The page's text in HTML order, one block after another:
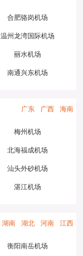
合肥骆岗机场
温州龙湾国际机场
丽水机场
南通兴东机场
广东 广西 海南
梅州机场
北海福成机场
汕头外砂机场
湛江机场
湖南 湖北 河南 江西
衡阳南岳机场